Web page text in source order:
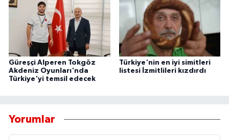
Güreşçi Alperen Tokgöz
Akdeniz Oyunları'nda
Türkiye'yi temsil edecek
Türkiye'nin en iyi simitleri
listesi İzmitlileri kızdırdı
Yorumlar